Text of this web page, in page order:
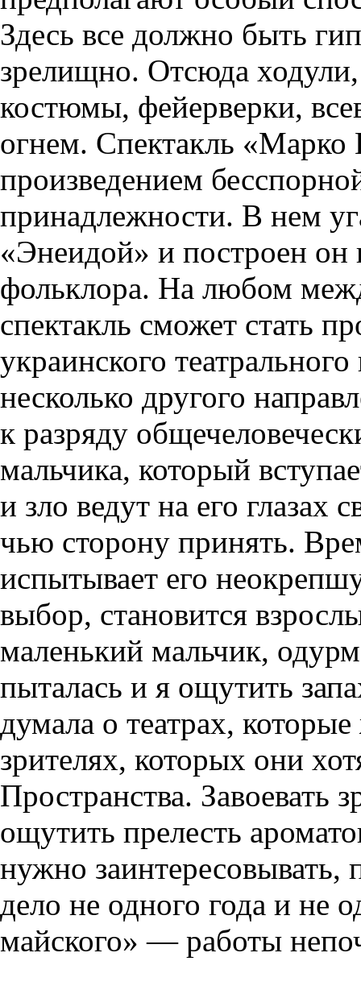
Здесь все должно быть
зрелищно. Отсюда
костюмы, фейерверки,
огнем. Спектакль «Марко
произведением
принадлежности. В нем
«Энеидой» и построен он
фольклора. На любом
спектакль сможет стать
украинского
несколько другого
к разряду
мальчика, который
и зло ведут на его глазах
чью сторону принять.
испытывает его
выбор, становится
маленький мальчик,
пыталась и я ощутить
думала о театрах,
зрителях, которых они
Пространства. Завоевать
ощутить прелесть
нужно заинтересовывать,
дело не одного года и не
майского» — работы